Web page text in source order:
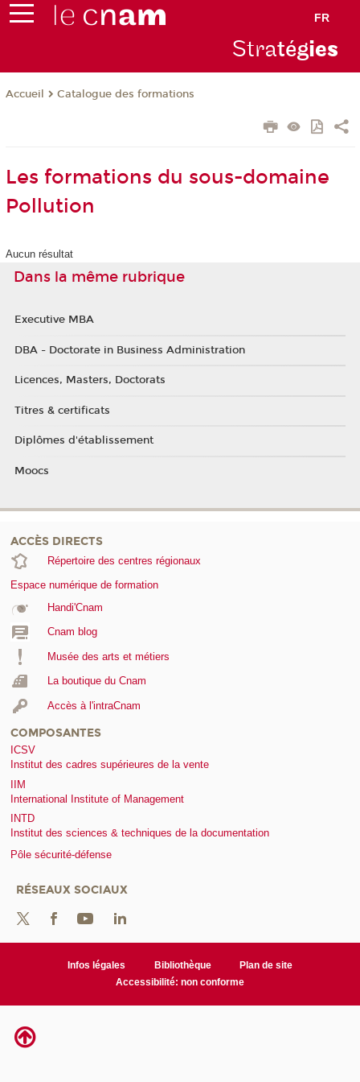
FR
Stratégies
Accueil Catalogue des formations
Les formations du sous-domaine
Pollution
Aucun résultat
Dans la même rubrique
Executive MBA
DBA - Doctorate in Business Administration
Licences, Masters, Doctorats
Titres & certificats
Diplômes d'établissement
Moocs
ACCÈS DIRECTS
Répertoire des centres régionaux
Espace numérique de formation
Handi'Cnam
Cnam blog
Musée des arts et métiers
La boutique du Cnam
Accès à l'intraCnam
COMPOSANTES
ICSV
Institut des cadres supérieures de la vente
IIM
International Institute of Management
INTD
Institut des sciences & techniques de la documentation
Pôle sécurité-défense
RÉSEAUX SOCIAUX
Infos légales Bibliothèque
Plan de site
Accessibilité: non conforme